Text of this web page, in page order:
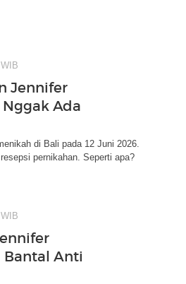
Jennifer
Ada
di Bali pada 12 Juni 2026.
pernikahan. Seperti apa?
Bantal Anti